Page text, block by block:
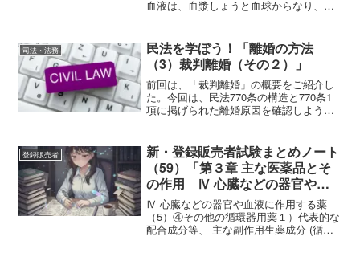
血液は、血漿しょうと血球からなり、酸
ホルモンの運搬によって体内各所の器
官・組織相互の連絡を図...
司法・法務
民法を学ぼう！「離婚の方法
（3）裁判離婚（その２）」
前回は、「裁判離婚」の概要をご紹介し
た。今回は、民法770条の構造と770条1
項に掲げられた離婚原因を確認しよう。
り、離婚の訴えを提起することができ
る。一 配偶者...
登録販売者
新・登録販売者試験まとめノート
（59）「第３章 主な医薬品とそ
の作用 Ⅳ 心臓などの器官や血
液に作用する薬（5）
Ⅳ 心臓などの器官や血液に作用する薬
（5）④その他の循環器用薬１）代表的な
配合成分等、 主な副作用生薬成分 (循環